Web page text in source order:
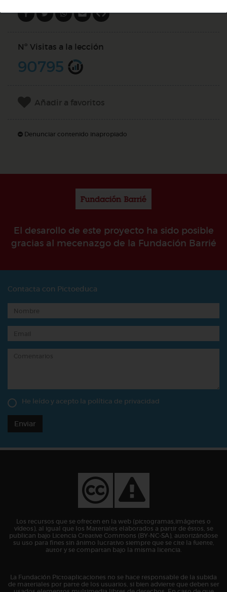
Nº Visitas a la lección
90795
Añadir a favoritos
Denunciar contenido inapropiado
El desarollo de este proyecto ha sido posible
gracias al mecenazgo de la Fundación Barrié
Contacta con Pictoeduca
He leído y acepto la política de privacidad
Enviar
Los recursos que se ofrecen en la web (pictogramas,imágenes o
vídeos), al igual que los Materiales elaborados a partir de éstos, se
publican bajo Licencia Creative Commons (BY-NC-SA), autorizándose
su uso para fines sin ánimo lucrativo siempre que se cite la fuente,
autor y se compartan bajo la misma licencia.
La Fundación Pictoaplicaciones no se hace responsable de la subida
de materiales por parte de los usuarios, si bien advierte que deben ser